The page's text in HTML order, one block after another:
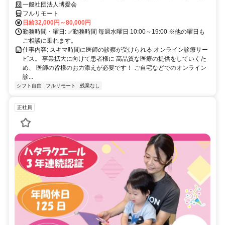
業務一般社団法人博愛会
フルリモート
日給32,000円～80,000円
勤務時間・曜日: ✅勤務時間 毎週水曜日 10:00～19:00 ※他の曜日も
ご相談に乗れます。
仕事内容: スキマ時間に医師の診察が受けられる オンライン診療サー
ビス。 事業拡大に向けて患者様に 高品質な医療の提供をしていくた
め、 医師の皆様のお力添えが必要です！ ご自宅などでのオンライン
診...
シフト自由 フルリモート 残業なし
正社員